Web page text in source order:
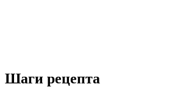
Шаги рецепта